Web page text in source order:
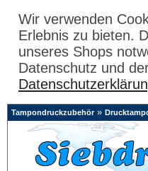
Wir verwenden
Erlebnis zu bieten.
unseres Shops
Datenschutz und
Tampondruckzubehör»